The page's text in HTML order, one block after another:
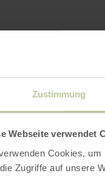
Zustimmung
Webseite verwendet
Cookies,
Zugriffe auf unsere